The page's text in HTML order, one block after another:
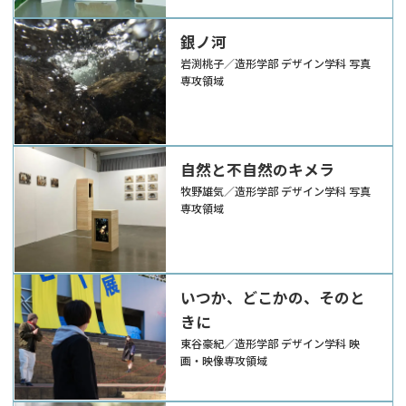
銀ノ河
岩渕桃子／造形学部 デザイン学科 写真
専攻領域
自然と不自然のキメラ
牧野雄気／造形学部 デザイン学科 写真
専攻領域
いつか、どこかの、そのと
きに
東谷豪紀／造形学部 デザイン学科 映
画・映像専攻領域